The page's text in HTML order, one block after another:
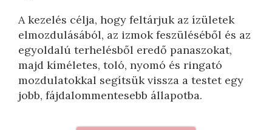
A kezelés célja, hogy feltárjuk az ízületek
elmozdulásából, az izmok feszüléséből és az
egyoldalú terhelésből eredő panaszokat,
majd kíméletes, toló, nyomó és ringató
mozdulatokkal segítsük vissza a testet egy
jobb, fájdalommentesebb állapotba.